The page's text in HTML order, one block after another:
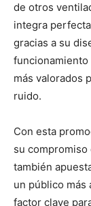
de otros
integra
gracias a su
más valorados
ruido.
Con esta
su compromiso
también
un público más
factor clave